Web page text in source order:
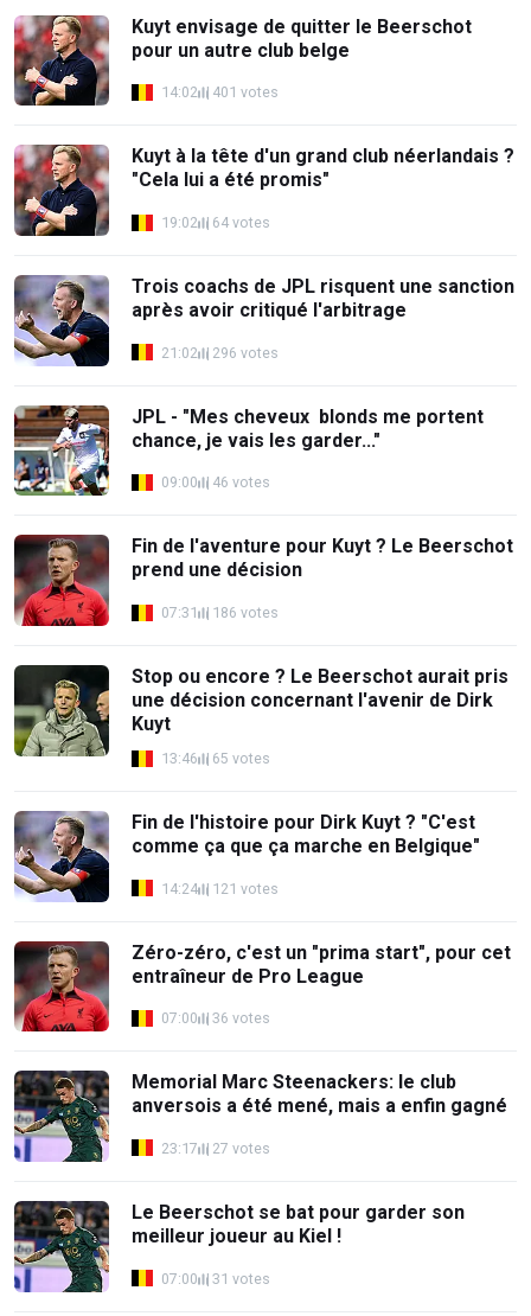
Kuyt envisage de quitter le Beerschot
pour un autre club belge
14:02 401 votes
Kuyt à la tête d'un grand club néerlandais ?
"Cela lui a été promis"
19:02 64 votes
Trois coachs de JPL risquent une sanction
après avoir critiqué l'arbitrage
21:02 296 votes
JPL - "Mes cheveux blonds me portent
chance, je vais les garder..."
09:00 46 votes
Fin de l'aventure pour Kuyt ? Le Beerschot
prend une décision
07:31 186 votes
Stop ou encore ? Le Beerschot aurait pris
une décision concernant l'avenir de Dirk
Kuyt
13:46 65 votes
Fin de l'histoire pour Dirk Kuyt ? "C'est
comme ça que ça marche en Belgique"
14:24 121 votes
Zéro-zéro, c'est un "prima start", pour cet
entraîneur de Pro League
07:00 36 votes
Memorial Marc Steenackers: le club
anversois a été mené, mais a enfin gagné
23:17 27 votes
Le Beerschot se bat pour garder son
meilleur joueur au Kiel !
07:00 31 votes